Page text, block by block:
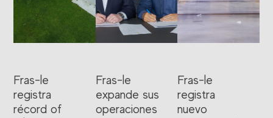
Fras-le
registra
récord of
Fras-le
expande sus
operaciones
Fras-le
registra
nuevo